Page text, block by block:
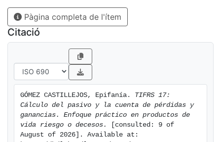
pérdidas y ganancias.
Pàgina completa de l'ítem
Citació
GÓMEZ CASTILLEJOS, Epifanía. TIFRS 17:
Cálculo del pasivo y la cuenta de pérdidas y
ganancias. Enfoque práctico en productos de
vida riesgo o decesos.
[consulted: 9 of
August of 2026]. Available at: